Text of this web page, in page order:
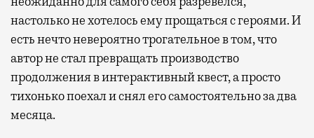
настолько не хотелось ему прощаться с героями. И
есть нечто невероятно трогательное в том, что
автор не стал превращать производство
продолжения в интерактивный квест, а просто
тихонько поехал и снял его самостоятельно за два
месяца.